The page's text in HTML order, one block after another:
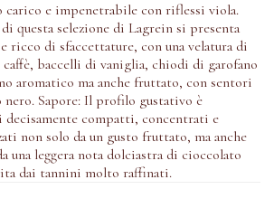
carico e impenetrabile con riflessi viola.
questa selezione di Lagrein si presenta
ricco di sfaccettature, con una velatura di
baccelli di vaniglia, chiodi di garofano
aromatico ma anche fruttato, con sentori
Sapore: Il profilo gustativo è
decisamente compatti, concentrati e
non solo da un gusto fruttato, ma anche
una leggera nota dolciastra di cioccolato
dai tannini molto raffinati.